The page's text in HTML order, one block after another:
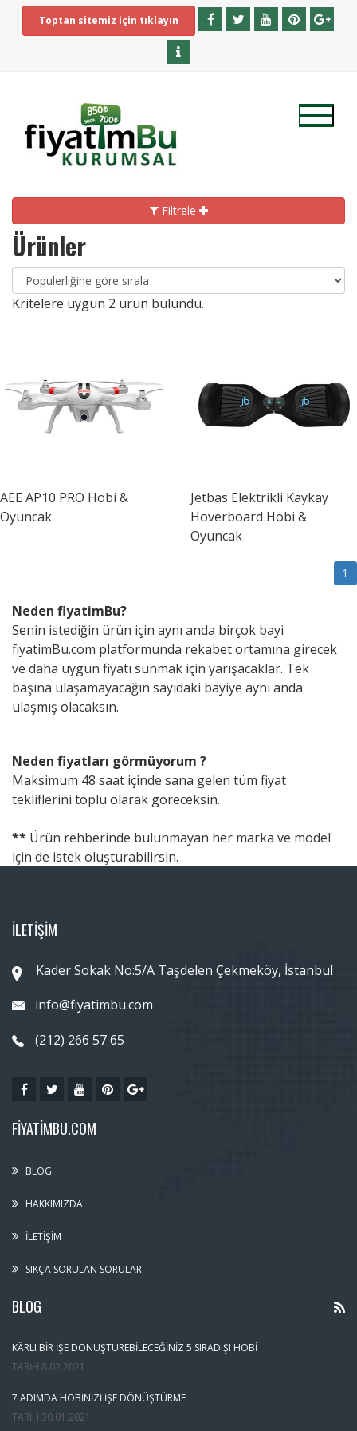
Toptan sitemiz için tıklayın
Filtrele
Ürünler
Kritelere uygun 2 ürün bulundu.
AEE AP10 PRO Hobi &
Oyuncak
Jetbas Elektrikli Kaykay
Hoverboard Hobi &
Oyuncak
1
Neden fiyatimBu?
Senin istediğin ürün için aynı anda birçok bayi
fiyatimBu.com platformunda rekabet ortamına girecek
ve daha uygun fiyatı sunmak için yarışacaklar. Tek
başına ulaşamayacağın sayıdaki bayiye aynı anda
ulaşmış olacaksın.
Neden fiyatları görmüyorum ?
Maksimum 48 saat içinde sana gelen tüm fiyat
tekliflerini toplu olarak göreceksin.
** Ürün rehberinde bulunmayan her marka ve model
için de istek oluşturabilirsin.
İLETİŞİM
Kader Sokak No:5/A Taşdelen Çekmeköy, İstanbul
info@fiyatimbu.com
(212) 266 57 65
FIYATIMBU.COM
BLOG
HAKKIMIZDA
İLETIŞIM
SIKÇA SORULAN SORULAR
BLOG
KÂRLI BIR İŞE DÖNÜŞTÜREBILECEĞINIZ 5 SIRADIŞI HOBI
TARIH 8.02.2021
7 ADIMDA HOBINIZI İŞE DÖNÜŞTÜRME
TARIH 30.01.2021